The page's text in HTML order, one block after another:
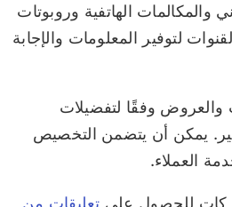
والمكالمات الهاتفية وروبوتات
لتوفير المعلومات والإجابة
والعروض وفقًا لتفضيلات
يمكن أن يتضمن التخصيص
العملاء.
للحصول على تعليقات من